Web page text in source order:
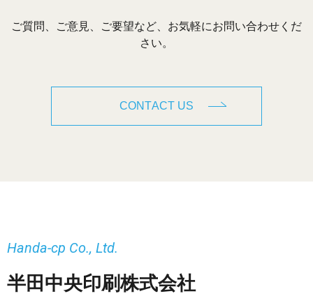
ご質問、ご意見、ご要望など、お気軽にお問い合わせくだ
さい。
CONTACT US
半田中央印刷株式会社
Handa-cp Co., Ltd.